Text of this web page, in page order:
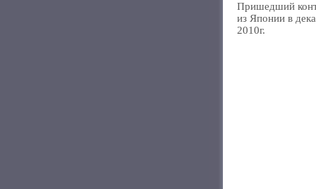
Пришедший
из Японии в
2010г.